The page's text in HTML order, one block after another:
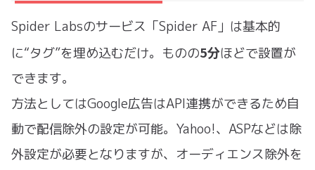
Spider Labsのサービス「Spider AF」は基本的
に“タグ”を埋め込むだけ。ものの5分ほどで設置が
できます。
方法としてはGoogle広告はAPI連携ができるため自
動で配信除外の設定が可能。Yahoo!、ASPなどは除
外設定が必要となりますが、オーディエンス除外を